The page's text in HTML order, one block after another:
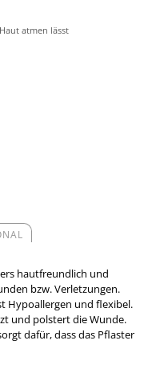
atmen lässt
hautfreundlich und
bzw. Verletzungen.
Hypoallergen und flexibel.
und polstert die Wunde.
dafür, dass das Pflaster